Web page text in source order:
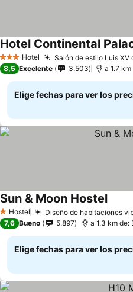
3 Estrellas
Hotel Salón de estilo Luis XV
Hotel Continental
8,5 Excelente 3.503 a 1.7
Elige fechas para ver los
1 Estrellas
Hostel Diseño de habitaciones
Sun & Moon HostelVer
7,6 Bueno 5.897 a 1.3 km de:
Elige fechas para ver los